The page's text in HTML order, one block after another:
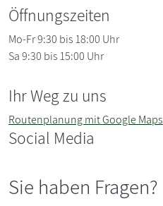
Öffnungszeiten
Mo-Fr 9:30 bis 18:00 Uhr
Sa 9:30 bis 15:00 Uhr
Ihr Weg zu uns
Routenplanung mit Google Maps
Social Media
Sie haben Fragen?